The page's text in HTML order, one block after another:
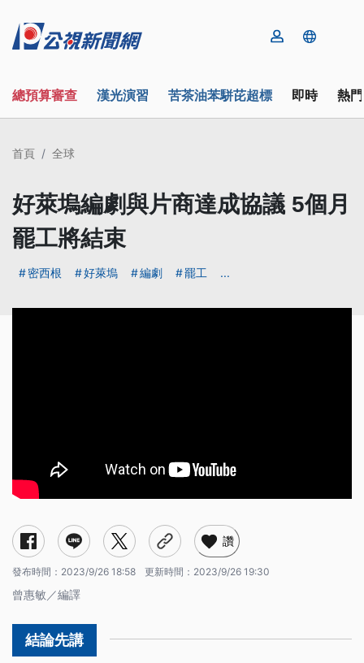
總預算審查 漢光演習 苦茶油苯駢芘超標 即時 熱
首頁 全球
好萊塢編劇與片商達成協議 5個月
罷工將結束
密西根 好萊塢 編劇 罷工 ...
讚
發布時間： 2023/9/26 18:58 更新時間： 2023/9/26 19:30
曾惠敏／編譯